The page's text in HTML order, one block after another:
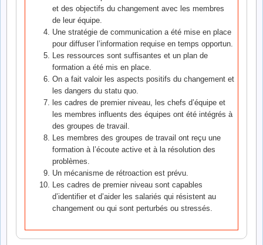
et des objectifs du changement avec les membres
de leur équipe.
Une stratégie de communication a été mise en place
pour diffuser l’information requise en temps opportun.
Les ressources sont suffisantes et un plan de
formation a été mis en place.
On a fait valoir les aspects positifs du changement et
les dangers du statu quo.
les cadres de premier niveau, les chefs d’équipe et
les membres influents des équipes ont été intégrés à
des groupes de travail.
Les membres des groupes de travail ont reçu une
formation à l’écoute active et à la résolution des
problèmes.
Un mécanisme de rétroaction est prévu.
Les cadres de premier niveau sont capables
d’identifier et d’aider les salariés qui résistent au
changement ou qui sont perturbés ou stressés.